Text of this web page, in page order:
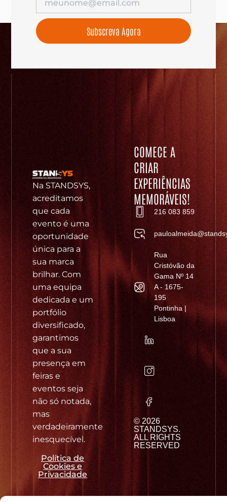
Subscreva Agora
Na STANDSYS,
acreditamos
que cada
evento é uma
oportunidade
única para a
sua marca
brilhar. Com
uma equipa
dedicada e um
portfólio
diversificado,
garantimos
que a sua
presença em
feiras e
eventos seja
não só notada,
mas
verdadeiramente
inesquecível.
Política de
Cookies e
Privacidade
COMECE A
CRIAR
EXPERIÊNCIAS
MEMORÁVEIS!
216 083 859
Rua
Cristóvão da
Gama Nº 14
A - 1675-
195
Pontinha |
Lisboa
© 2026
STANDSYS.
ALL RIGHTS
RESERVED